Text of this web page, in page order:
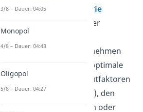
DieProduktionstheorie
beschäftigt sich mit der
Angebotsseite des
Gütermarktes. Unternehmen
versuchen durch die optimale
Kombination von Inputfaktoren
(Produktionsfaktoren), den
Output zu maximieren oder
3/8 – Dauer: 04:05
Monopol
4/8 – Dauer: 04:43
Oligopol
5/8 – Dauer: 04:27